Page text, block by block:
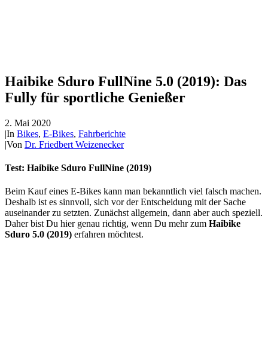
Haibike Sduro FullNine 5.0 (2019): Das
Fully für sportliche Genießer
2. Mai 2020
|In Bikes, E-Bikes, Fahrberichte
|Von Dr. Friedbert Weizenecker
Test: Haibike Sduro FullNine (2019)
Beim Kauf eines E-Bikes kann man bekanntlich viel falsch machen.
Deshalb ist es sinnvoll, sich vor der Entscheidung mit der Sache
auseinander zu setzten. Zunächst allgemein, dann aber auch speziell.
Daher bist Du hier genau richtig, wenn Du mehr zum Haibike
Sduro 5.0 (2019) erfahren möchtest.